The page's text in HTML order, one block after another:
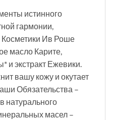
истинного
гармонии,
Косметики Ив Роше
масло Карите,
и экстракт Ежевики.
вашу кожу и окутает
Обязательства –
натурального
масел –